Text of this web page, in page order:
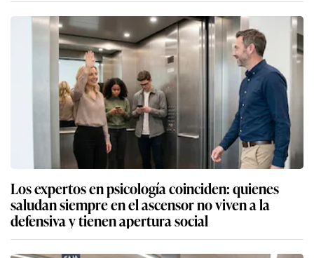
Los expertos en psicología coinciden: quienes
saludan siempre en el ascensor no viven a la
defensiva y tienen apertura social